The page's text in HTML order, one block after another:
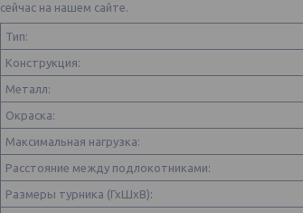
сейчас на нашем сайте.
Тип:
Конструкция:
Металл:
Окраска:
Максимальная нагрузка:
Расстояние между подлокотниками:
Размеры турника (ГхШхВ):